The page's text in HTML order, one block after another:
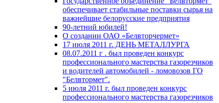
обеспечивает стабильные поставки сырья на
важнейшие белорусские предприятия
90-летний юбилей!
О создании ОАО «Белвторчермет»
17 июля 2011 г. ДЕНЬ МЕТАЛЛУРГА
08.07.2011 г . был проведен конкурс
профессионального мастерства газорезчиков
и водителей автомобилей - ломовозов ГО
"Белвтормет".
5 июля 2011 г. был проведен конкурс
профессионального мастерства газорезчиков